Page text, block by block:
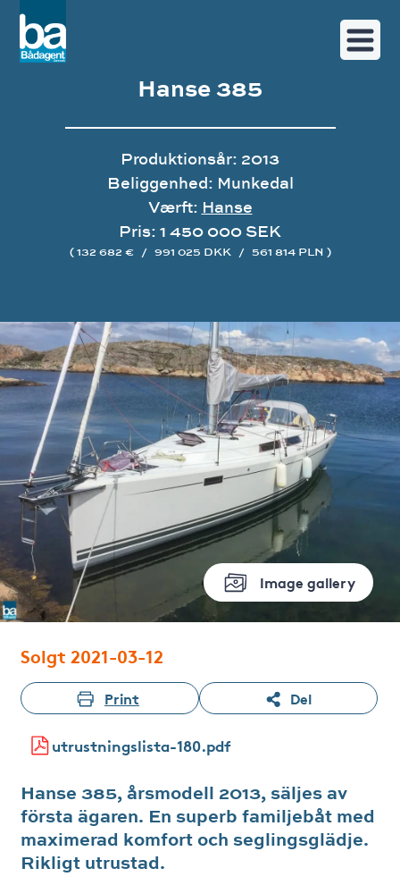
Image gallery
Hanse 385
Produktionsår: 2013
Beliggenhed: Munkedal
Værft: Hanse
Pris: 1 450 000 SEK
( 132 682 € / 991 025 DKK / 561 814 PLN )
Solgt 2021-03-12
Print Del
utrustningslista-180.pdf
Hanse 385, årsmodell 2013, säljes av
första ägaren. En superb familjebåt med
maximerad komfort och seglingsglädje.
Rikligt utrustad.